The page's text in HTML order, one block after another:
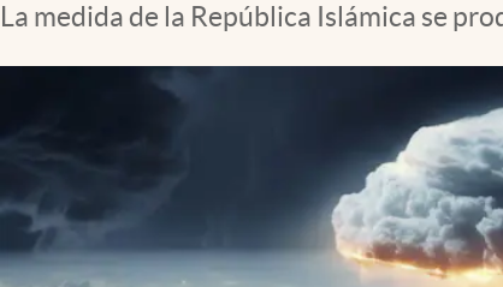
La medida de la República Islámica se